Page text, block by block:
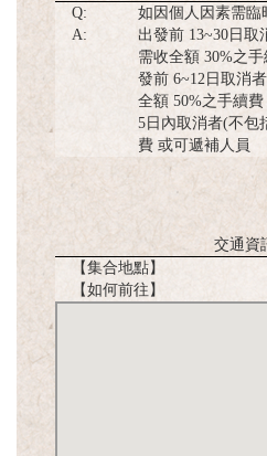
Q:
如因個人因素需臨
A:
出發前 13~30日取
需收全額 30%之
發前 6~12日取消
全額 50%之手續
5日內取消者(不包
費 或可遞補人員
交通資
【集合地點】
【如何前往】